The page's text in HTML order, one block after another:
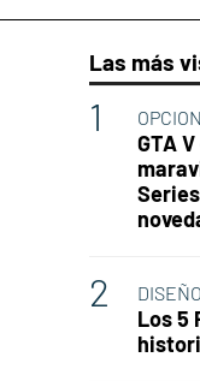
Las más
GTA
Los 5